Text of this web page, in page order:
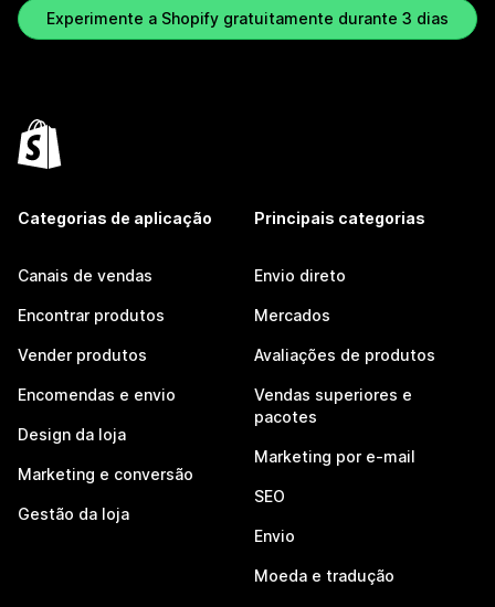
Experimente a Shopify gratuitamente durante 3 dias
Categorias de aplicação
Canais de vendas
Encontrar produtos
Vender produtos
Encomendas e envio
Design da loja
Marketing e conversão
Gestão da loja
Principais categorias
Envio direto
Mercados
Avaliações de produtos
Vendas superiores e
pacotes
Marketing por e-mail
SEO
Envio
Moeda e tradução